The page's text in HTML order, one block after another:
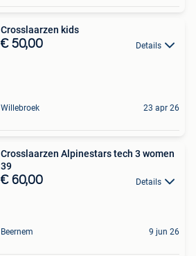
Crosslaarzen kids
€ 50,00 Details
Willebroek 23 apr 26
Crosslaarzen Alpinestars tech 3 women
39
€ 60,00 Details
Beernem 9 jun 26